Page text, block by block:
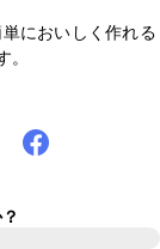
においしく作れる